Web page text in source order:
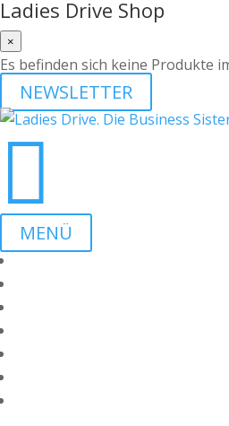
Ladies Drive Shop
×
Es befinden sich keine Produkte
NEWSLETTER

MENÜ